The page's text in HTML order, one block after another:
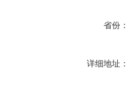
省份：
详细地址：